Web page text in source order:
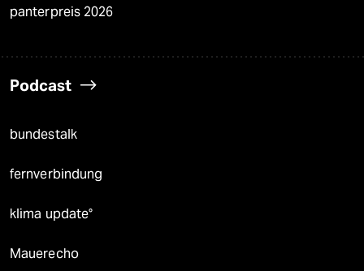
panterpreis 2026
Podcast
bundestalk
fernverbindung
klima update°
Mauerecho